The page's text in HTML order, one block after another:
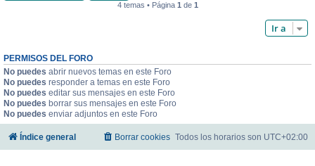
4 temas • Página 1de 1
Ir a
PERMISOS DEL FORO
No puedes abrir nuevos temas en este Foro
No puedes responder a temas en este Foro
No puedes editar sus mensajes en este Foro
No puedes borrar sus mensajes en este Foro
No puedes enviar adjuntos en este Foro
Índice general Todos los horarios son UTC+02:00
Borrar cookies